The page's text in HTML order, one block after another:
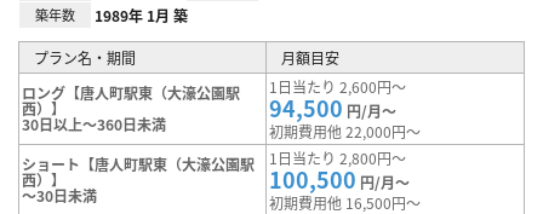
築年数 1989年 1月 築
プラン名・期間
月額目安
ロング【唐人町駅東（大濠公園駅
西）】
30日以上～360日未満
1日当たり 2,600円～
94,500 円/月～
初期費用他 22,000円～
ショート【唐人町駅東（大濠公園駅
西）】
～30日未満
1日当たり 2,800円～
100,500 円/月～
初期費用他 16,500円～